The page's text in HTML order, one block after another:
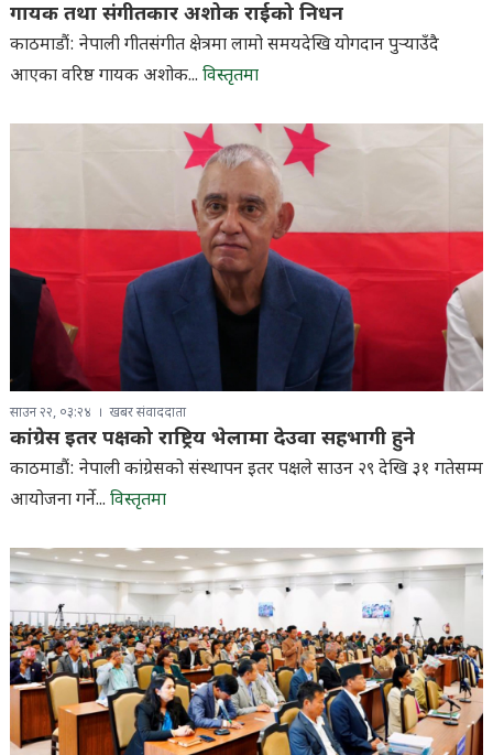
गायक तथा संगीतकार अशोक राईको निधन
काठमाडौं: नेपाली गीतसंगीत क्षेत्रमा लामो समयदेखि योगदान पुर्‍याउँदै
आएका वरिष्ठ गायक अशोक... विस्तृतमा
साउन २२, ०३:२४ खबर संवाददाता
कांग्रेस इतर पक्षको राष्ट्रिय भेलामा देउवा सहभागी हुने
काठमाडौं: नेपाली कांग्रेसको संस्थापन इतर पक्षले साउन २९ देखि ३१ गतेसम्म
आयोजना गर्ने... विस्तृतमा